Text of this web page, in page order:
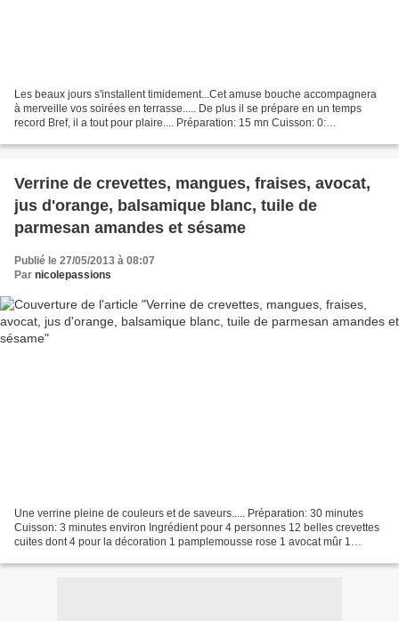
Les beaux jours s'installent timidement...Cet amuse bouche accompagnera
à merveille vos soirées en terrasse..... De plus il se prépare en un temps
record Bref, il a tout pour plaire.... Préparation: 15 mn Cuisson: 0:
Verrine de crevettes, mangues, fraises, avocat,
jus d'orange, balsamique blanc, tuile de
parmesan amandes et sésame
Publié le 27/05/2013 à 08:07
Par nicolepassions
Une verrine pleine de couleurs et de saveurs..... Préparation: 30 minutes
Cuisson: 3 minutes environ Ingrédient pour 4 personnes 12 belles crevettes
cuites dont 4 pour la décoration 1 pamplemousse rose 1 avocat mûr 1